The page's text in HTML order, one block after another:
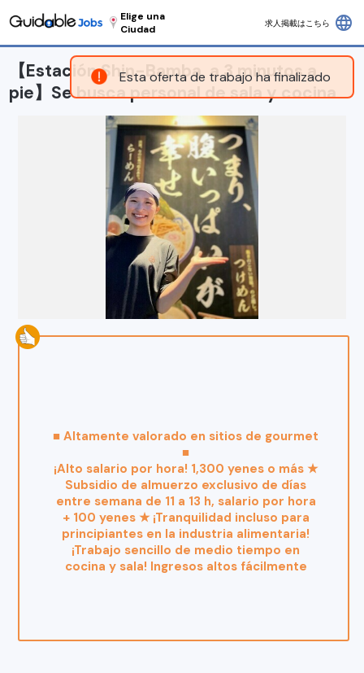
Esta oferta de trabajo ha finalizado
Elige una
Ciudad
求人掲載はこちら language
【Estación Shin-Bamba, a 3 minutos a
pie】Se busca personal de sala y cocina
■ Altamente valorado en sitios de gourmet
■
¡Alto salario por hora! 1,300 yenes o más ★
Subsidio de almuerzo exclusivo de días
entre semana de 11 a 13 h, salario por hora
+ 100 yenes ★ ¡Tranquilidad incluso para
principiantes en la industria alimentaria!
¡Trabajo sencillo de medio tiempo en
cocina y sala! Ingresos altos fácilmente